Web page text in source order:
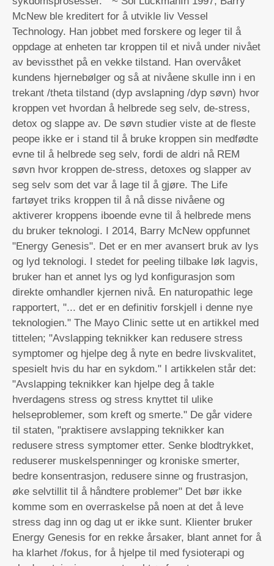
McNew ble kreditert for å utvikle liv Vessel
Technology. Han jobbet med forskere og leger til å
oppdage at enheten tar kroppen til et nivå under nivået
av bevissthet på en vekke tilstand. Han overvåket
kundens hjernebølger og så at nivåene skulle inn i en
trekant /theta tilstand (dyp avslapning /dyp søvn) hvor
kroppen vet hvordan å helbrede seg selv, de-stress,
detox og slappe av. De søvn studier viste at de fleste
peope ikke er i stand til å bruke kroppen sin medfødte
evne til å helbrede seg selv, fordi de aldri nå REM
søvn hvor kroppen de-stress, detoxes og slapper av
seg selv som det var å lage til å gjøre. The Life
fartøyet triks kroppen til å nå disse nivåene og
aktiverer kroppens iboende evne til å helbrede mens
du bruker teknologi. I 2014, Barry McNew oppfunnet
"Energy Genesis". Det er en mer avansert bruk av lys
og lyd teknologi. I stedet for peeling tilbake løk lagvis,
bruker han et annet lys og lyd konfigurasjon som
direkte omhandler kjernen nivå. En naturopathic lege
rapportert, "... det er en definitiv forskjell i denne nye
teknologien." The Mayo Clinic sette ut en artikkel med
tittelen; "Avslapping teknikker kan redusere stress
symptomer og hjelpe deg å nyte en bedre livskvalitet,
spesielt hvis du har en sykdom." I artikkelen står det:
"Avslapping teknikker kan hjelpe deg å takle
hverdagens stress og stress knyttet til ulike
helseproblemer, som kreft og smerte." De går videre
til staten, "praktisere avslapping teknikker kan
redusere stress symptomer etter. Senke blodtrykket,
reduserer muskelspenninger og kroniske smerter,
bedre konsentrasjon, redusere sinne og frustrasjon,
øke selvtillit til å håndtere problemer" Det bør ikke
komme som en overraskelse på noen at det å leve
stress dag inn og dag ut er ikke sunt. Klienter bruker
Energy Genesis for en rekke årsaker, blant annet for å
ha klarhet /fokus, for å hjelpe til med fysioterapi og